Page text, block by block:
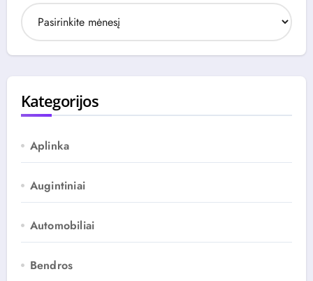
A
r
h
a
s
Kategorijos
Aplinka
Augintiniai
Automobiliai
Bendros